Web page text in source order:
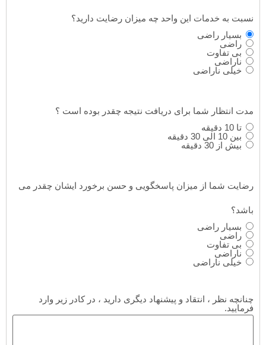
نسبت به خدمات این واحد چه میزان رضایت دارید؟
بسیار راضی
راضی
بی تفاوت
ناراضی
خیلی ناراضی
مدت انتظار شما برای دریافت نتیجه چقدر بوده است ؟
تا 10 دقیقه
بین 10 الی 30 دقیقه
بیش از 30 دقیقه
رضایت شما از میزان پاسخگویی و حسن برخورد ایشان چقدر می
باشد؟
بسیار راضی
راضی
بی تفاوت
ناراضی
خیلی ناراضی
چنانچه نظر ، انتقاد و پیشنهاد دیگری دارید ، در کادر زیر وارد
فرمایید.